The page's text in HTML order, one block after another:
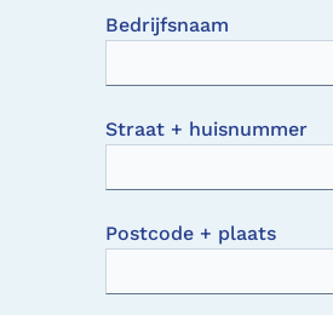
Bedrijfsnaam
Straat + huisnummer
Postcode + plaats